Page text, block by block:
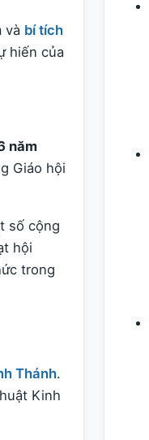
và bí tích
hiến của
năm
Giáo hội
số cộng
hội
trong
Thánh.
Kinh